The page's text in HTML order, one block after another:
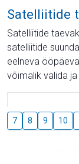
Satelliitide
Satelliitide
satelliitide
eelneva
võimalik valida
7 8 9 10